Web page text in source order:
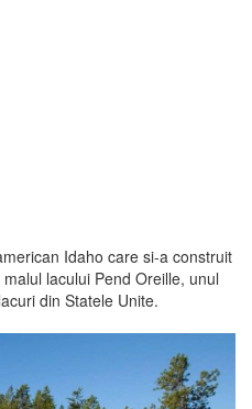
Idaho care si-a construit
lacului Pend Oreille, unul
din Statele Unite.